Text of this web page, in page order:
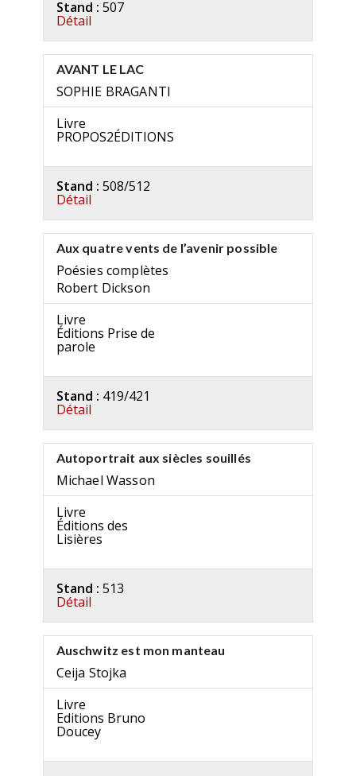
Stand : 507
Détail
AVANT LE LAC
SOPHIE BRAGANTI
Livre
PROPOS2ÉDITIONS
Stand : 508/512
Détail
Aux quatre vents de l’avenir possible
Poésies complètes
Robert Dickson
Livre
Éditions Prise de
parole
Stand : 419/421
Détail
Autoportrait aux siècles souillés
Michael Wasson
Livre
Éditions des
Lisières
Stand : 513
Détail
Auschwitz est mon manteau
Ceija Stojka
Livre
Editions Bruno
Doucey